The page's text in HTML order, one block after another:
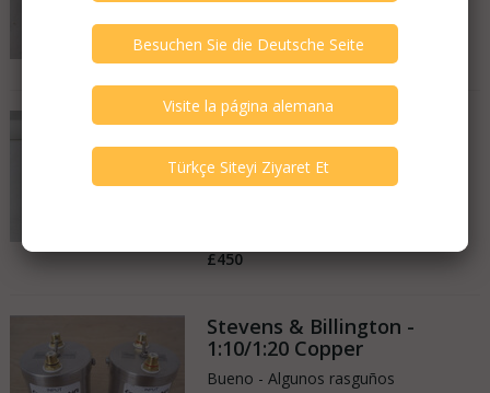
16.11.2025
£5,000
Robson Acoustics -
Masterpiece
Bueno - Algunos rasguños
£450
Stevens & Billington -
1:10/1:20 Copper
Bueno - Algunos rasguños